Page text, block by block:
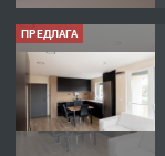
ПРЕДЛАГА